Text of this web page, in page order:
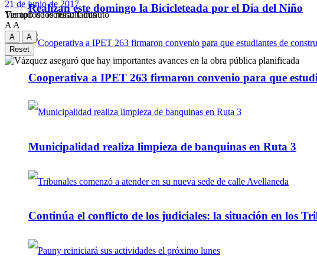
Realizan este domingo la Bicicleteada por el Día del Niño
Cooperativa a IPET 263 firmaron convenio para que
Municipalidad realiza limpieza de banquinas en Ruta 3
Continúa el conflicto de los judiciales: la situación en los
Ver todos los ressultados
21 de junio de 2017
Tiempo de lectura: 1 minuto
A A
A
A
Reset